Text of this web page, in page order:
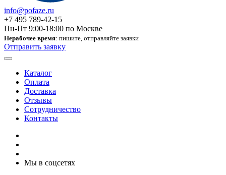
info@pofaze.ru
+7 495 789-42-15
Пн-Пт 9:00-18:00 по Москве
Нерабочее время: пишите, отправляйте заявки
Отправить заявку
Каталог
Оплата
Доставка
Отзывы
Сотрудничество
Контакты
Мы в соцсетях